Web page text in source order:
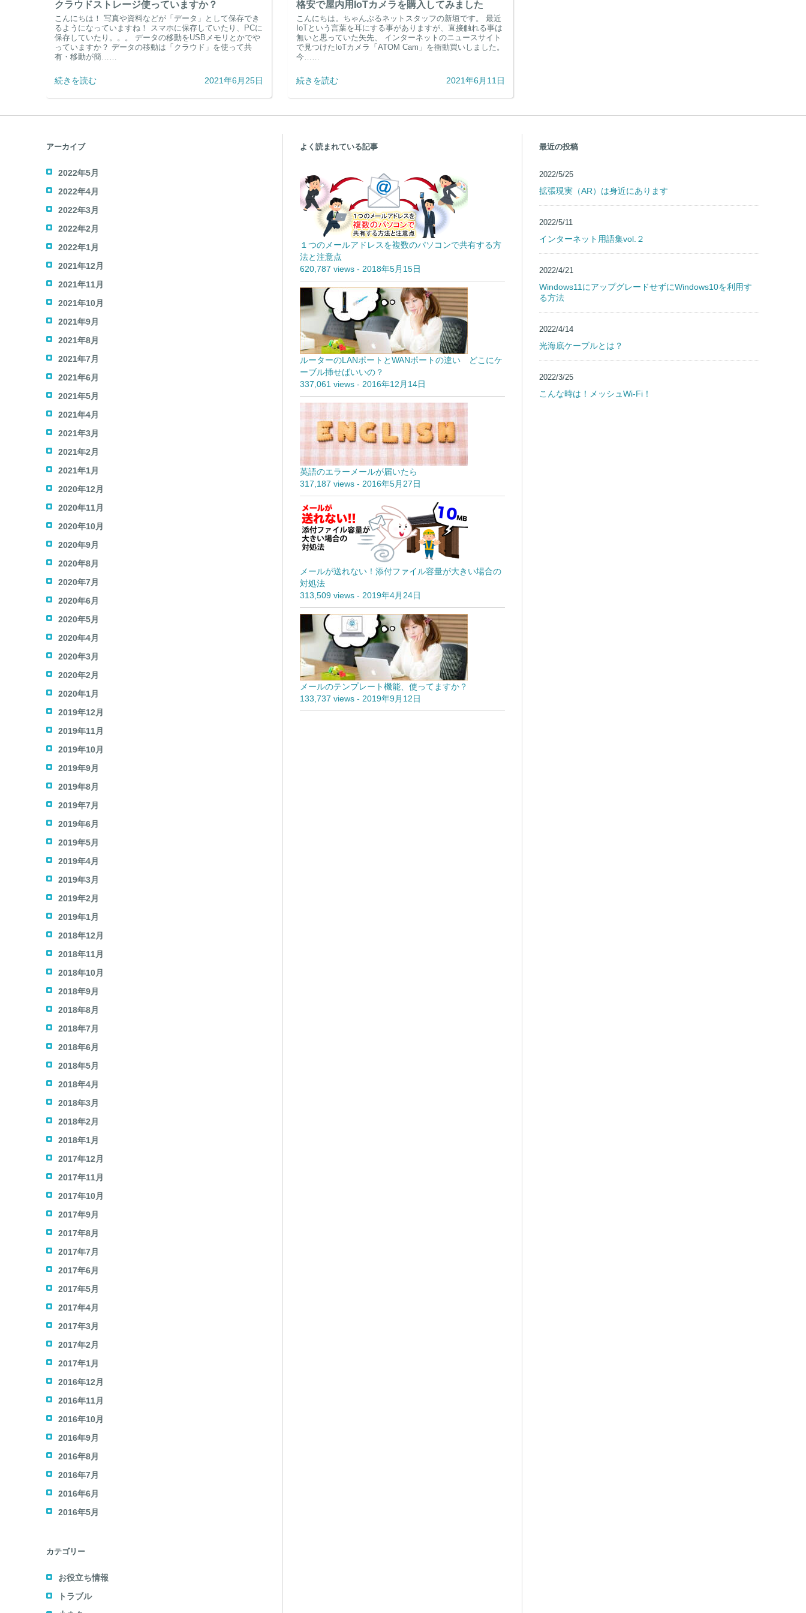
クラウドストレージ使っていますか？
こんにちは！ 写真や資料などが「データ」として保存でき
るようになっていますね！ スマホに保存していたり、PCに
保存していたり。。。 データの移動をUSBメモリとかでや
っていますか？ データの移動は「クラウド」を使って共
有・移動が簡……
続きを読む 2021年6月25日
格安で屋内用IoTカメラを購入してみました
こんにちは。ちゃんぷるネットスタッフの新垣です。 最近
IoTという言葉を耳にする事がありますが、直接触れる事は
無いと思っていた矢先、 インターネットのニュースサイト
で見つけたIoTカメラ「ATOM Cam」を衝動買いしました。
今……
続きを読む 2021年6月11日
アーカイブ
2022年5月
2022年4月
2022年3月
2022年2月
2022年1月
2021年12月
2021年11月
2021年10月
2021年9月
2021年8月
2021年7月
2021年6月
2021年5月
2021年4月
2021年3月
2021年2月
2021年1月
2020年12月
2020年11月
2020年10月
2020年9月
2020年8月
2020年7月
2020年6月
2020年5月
2020年4月
2020年3月
2020年2月
2020年1月
2019年12月
2019年11月
2019年10月
2019年9月
2019年8月
2019年7月
2019年6月
2019年5月
2019年4月
2019年3月
2019年2月
2019年1月
2018年12月
2018年11月
2018年10月
2018年9月
2018年8月
2018年7月
2018年6月
2018年5月
2018年4月
2018年3月
2018年2月
2018年1月
2017年12月
2017年11月
2017年10月
2017年9月
2017年8月
2017年7月
2017年6月
2017年5月
2017年4月
2017年3月
2017年2月
2017年1月
2016年12月
2016年11月
2016年10月
2016年9月
2016年8月
2016年7月
2016年6月
2016年5月
カテゴリー
お役立ち情報
トラブル
よく読まれている記事
１つのメールアドレスを複数のパソコンで共有する方
法と注意点
620,787 views- 2018年5月15日
ルーターのLANポートとWANポートの違い どこにケ
ーブル挿せばいいの？
337,061 views- 2016年12月14日
英語のエラーメールが届いたら
317,187 views- 2016年5月27日
メールが送れない！添付ファイル容量が大きい場合の
対処法
313,509 views- 2019年4月24日
メールのテンプレート機能、使ってますか？
133,737 views- 2019年9月12日
最近の投稿
2022/5/25
拡張現実（AR）は身近にあります
2022/5/11
インターネット用語集vol.２
2022/4/21
Windows11にアップグレードせずにWindows10を利用す
る方法
2022/4/14
光海底ケーブルとは？
2022/3/25
こんな時は！メッシュWi-Fi！